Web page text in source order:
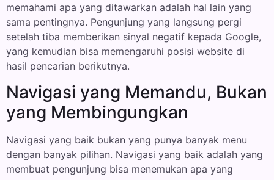
memahami apa yang ditawarkan adalah hal lain yang
sama pentingnya. Pengunjung yang langsung pergi
setelah tiba memberikan sinyal negatif kepada Google,
yang kemudian bisa memengaruhi posisi website di
hasil pencarian berikutnya.
Navigasi yang Memandu, Bukan
yang Membingungkan
Navigasi yang baik bukan yang punya banyak menu
dengan banyak pilihan. Navigasi yang baik adalah yang
membuat pengunjung bisa menemukan apa yang